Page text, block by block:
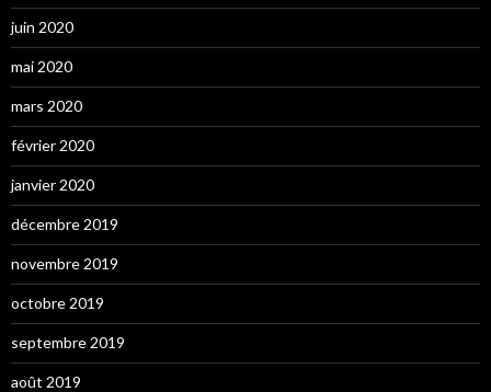
juin 2020
mai 2020
mars 2020
février 2020
janvier 2020
décembre 2019
novembre 2019
octobre 2019
septembre 2019
août 2019